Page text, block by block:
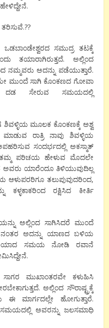
ಸಮುದ್ರ ತಟಕ್ಕೆ
ತಯಾರಾಗಿರುತ್ತದೆ. ಅಲ್ಲಿಂದ
ಅದನ್ನು ಪಡೆಯುತ್ತಾರೆ.
ಮುಂದೆ ಸಾಗಿ ಕೊಂಕಣದ ಗೋವಾ
ದಡ ಸೇರುವ ಸಮಯದಲ್ಲಿ
ಮೂಲಕ ಕೊಂಕಣಕ್ಕೆ ಅಶ್ವ
ಮಾಡುವ ರಾತ್ರಿ ನಾವು ಶಿವಳ್ಳಿಯ
ಸಂದರ್ಭದಲ್ಲಿ ಅಕಸ್ಮಾತ್
ತಮ್ಮ ಪರಿಚಯ ಹೇಳುವ ಮೊದಲೇ
ಅವರು ಯಾರೆಂದೂ ತಿಳಿಯುವುದಿಲ್ಲ
ಆಳುಪರರಿಗೂ ತಲುಪುವುದರಿಂದ,
ರಕ್ಷಿಸಿದ ಕೀರ್ತಿ
ಅಲ್ಲಿಂದ ಸಾಗಿಸಿದರೆ ಮುಂದೆ
ಅದನ್ನು ಯಾಣದ ಬಳಿಯ
ಸರಿಯಾದ ಸಮಯ ನೋಡಿ ರವಾನೆ
ಮುಖಾಂತರವೇ ಕಳುಹಿಸಿ
ಅಲ್ಲಿಂದ ಸೌರಾಷ್ಟ್ರಕ್ಕೆ
ಈ ಮಾರ್ಗದಲ್ಲೇ ಹೋಗುತ್ತಾರೆ.
ಅವರನ್ನು ಜಲಸಮಾಧಿ